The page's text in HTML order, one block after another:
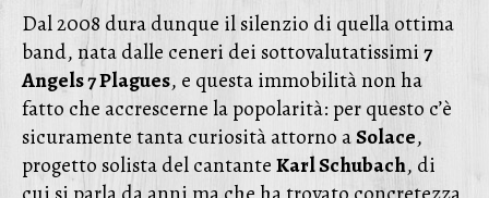
Dal 2008 dura dunque il silenzio di quella ottima
band, nata dalle ceneri dei sottovalutatissimi7
Angels 7 Plagues, e questa immobilità non ha
fatto che accrescerne la popolarità: per questo c’è
sicuramente tanta curiosità attorno aSolace,
progetto solista del cantanteKarl Schubach, di